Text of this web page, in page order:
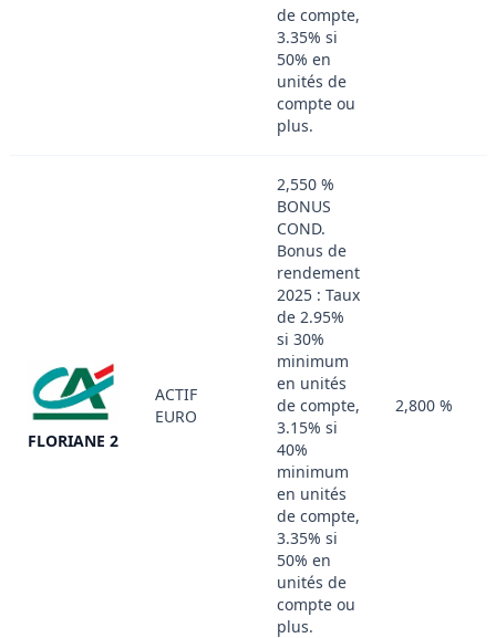
de compte,
3.35% si
50% en
unités de
compte ou
plus.
FLORIANE 2
ACTIF
EURO
2,550 %
BONUS
COND.
Bonus de
rendement
2025 : Taux
de 2.95%
si 30%
minimum
en unités
de compte,
3.15% si
40%
minimum
en unités
de compte,
3.35% si
50% en
unités de
compte ou
plus.
2,800 %